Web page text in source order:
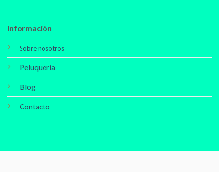
Información
Sobre nosotros
Peluqueria
Blog
Contacto